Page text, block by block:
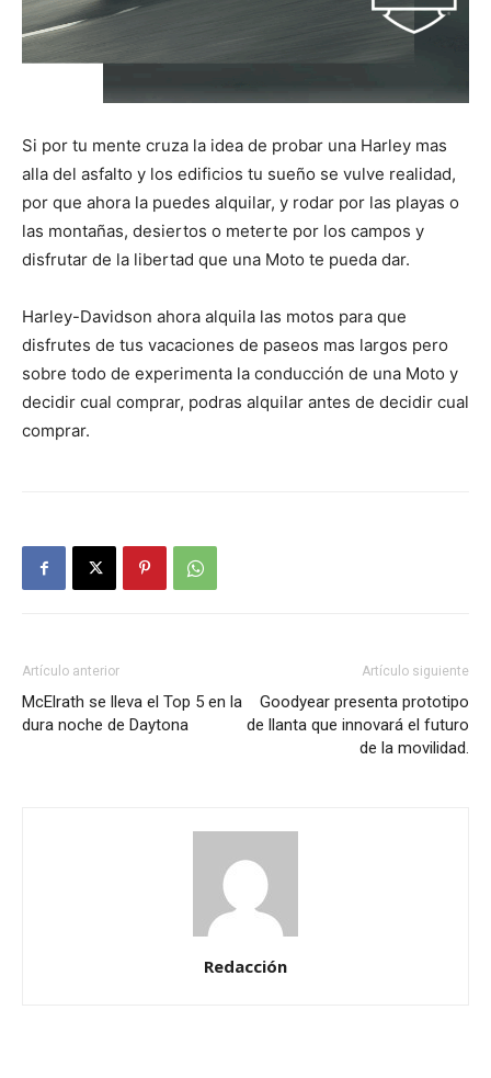
Si por tu mente cruza la idea de probar una Harley mas
alla del asfalto y los edificios tu sueño se vulve realidad,
por que ahora la puedes alquilar, y rodar por las playas o
las montañas, desiertos o meterte por los campos y
disfrutar de la libertad que una Moto te pueda dar.
Harley-Davidson ahora alquila las motos para que
disfrutes de tus vacaciones de paseos mas largos pero
sobre todo de experimenta la conducción de una Moto y
decidir cual comprar, podras alquilar antes de decidir cual
comprar.
Artículo anterior
McElrath se lleva el Top 5 en la
dura noche de Daytona
Artículo siguiente
Goodyear presenta prototipo
de llanta que innovará el futuro
de la movilidad.
Redacción